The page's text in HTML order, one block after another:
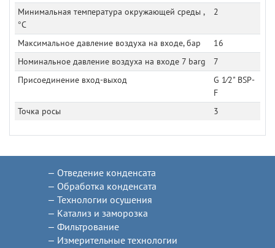
Минимальная температура окружающей среды ,
°C
2
Максимальное давление воздуха на входе, бар
16
Номинальное давление воздуха на входе 7 barg
7
Присоединение вход-выход
G 1⁄2" BSP-
F
Точка росы
3
Отведение конденсата
Обработка конденсата
Технологии осушения
Катализ и заморозка
Фильтрование
Измерительные технологии